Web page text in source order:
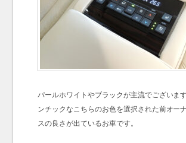
パールホワイトやブラックが主流でございま
ンチックなこちらのお色を選択された前オー
スの良さが出ているお車です。